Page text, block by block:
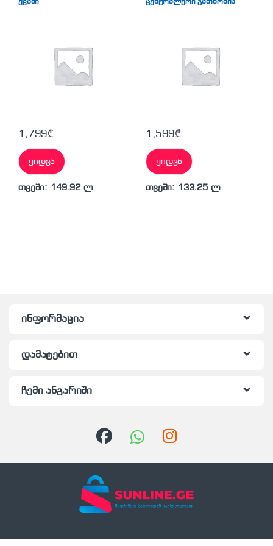
ქვაბი
1,799₾
ყიდვა
თვეში: 149.92 ლ
ცენტრალური გათბობის
1,599₾
ყიდვა
თვეში: 133.25 ლ
ინფორმაცია
დამატებით
ჩემი ანგარიში